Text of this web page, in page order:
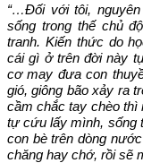
“…Đối với tôi,
sống trong thế chủ
tranh. Kiến thức do
cái gì ở trên đời này
cơ may đưa con
gió, giông bão xảy ra
cầm chắc tay chèo thì
tự cứu lấy mình, sống
con bè trên dòng
chăng hay chớ, rồi sẽ